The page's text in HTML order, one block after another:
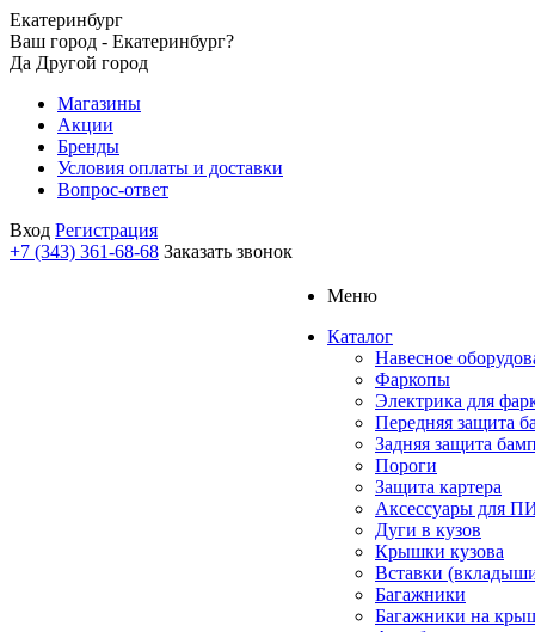
Екатеринбург
Ваш город - Екатеринбург?
Да Другой город
Магазины
Акции
Бренды
Условия оплаты и доставки
Вопрос-ответ
Вход Регистрация
+7 (343) 361-68-68 Заказать звонок
Меню
Каталог
Навесное
Фаркопы
Электрика для
Передняя защита
Задняя защита
Пороги
Защита картера
Аксессуары для
Дуги в кузов
Крышки кузова
Вставки
Багажники
Багажники на